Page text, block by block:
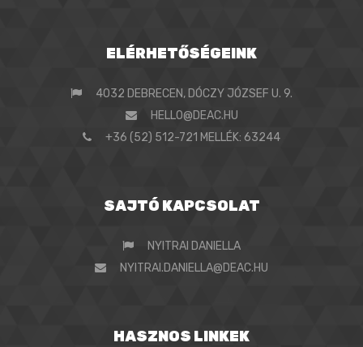
ELÉRHETŐSÉGEINK
4032 DEBRECEN, DÓCZY JÓZSEF U. 9.
HELLO@DEAC.HU
+36 (52) 512-721 MELLÉK: 63244
SAJTÓ KAPCSOLAT
NYITRAI DANIELLA
NYITRAI.DANIELLA@DEAC.HU
HASZNOS LINKEK